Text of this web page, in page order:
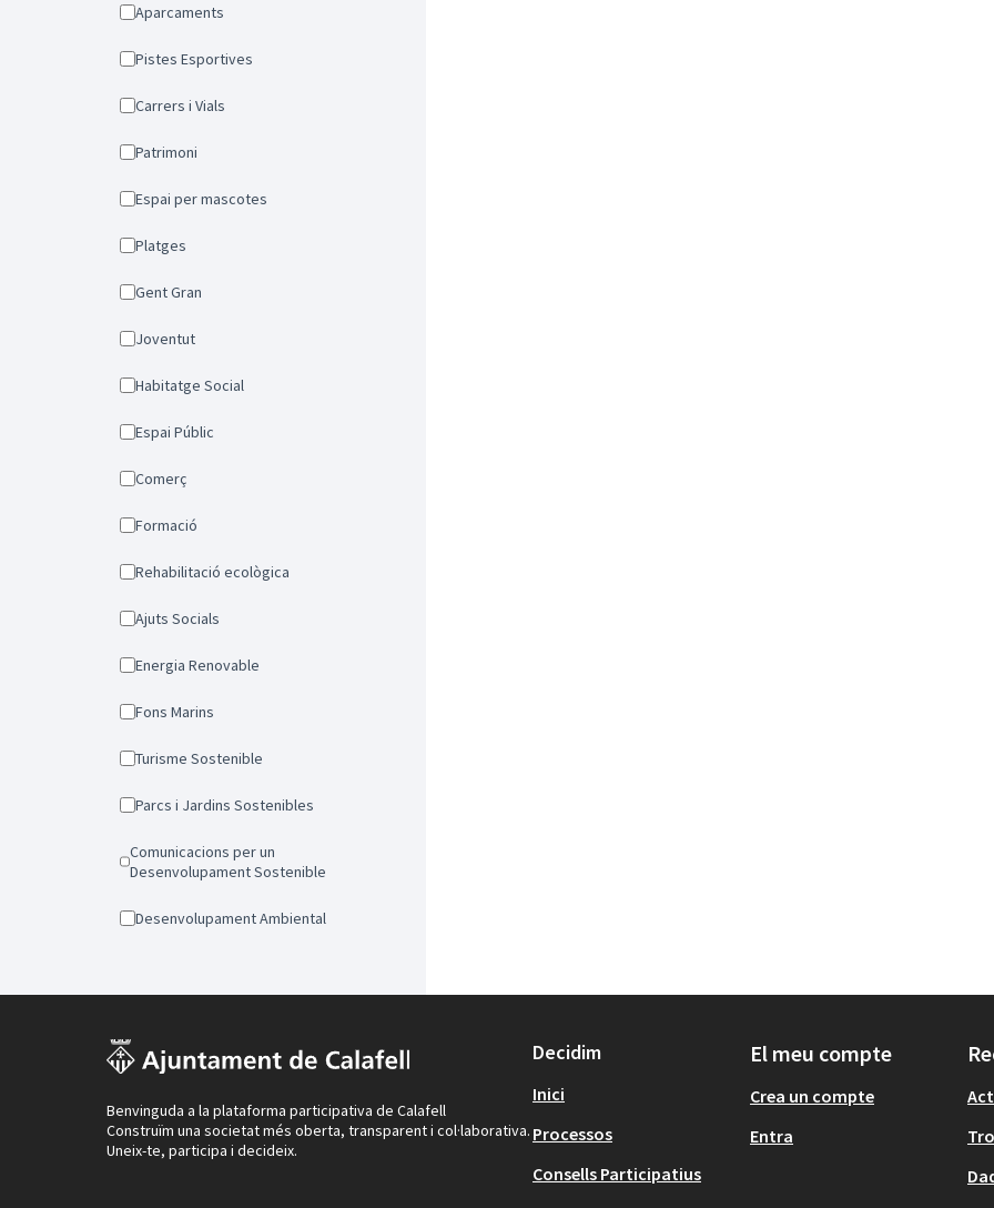
Aparcaments
Pistes Esportives
Carrers i Vials
Patrimoni
Espai per mascotes
Platges
Gent Gran
Joventut
Habitatge Social
Espai Públic
Comerç
Formació
Rehabilitació ecològica
Ajuts Socials
Energia Renovable
Fons Marins
Turisme Sostenible
Parcs i Jardins Sostenibles
Comunicacions per un
Desenvolupament Sostenible
Desenvolupament Ambiental
Benvinguda a la plataforma participativa de Calafell
Construïm una societat més oberta, transparent i col·laborativa.
Uneix-te, participa i decideix.
Decidim
Inici
Processos
Consells Participatius
El meu compte
Crea un compte
Entra